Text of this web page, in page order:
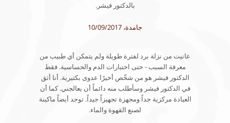
بالدكتور فيشر.
جامدة، 10/09/2017
عانيت من نزلة برد لفترة طويلة ولم يتمكن أي طبيب من
معرفة السبب - حتى اختبارات الدم والحساسية. فقط
الدكتور فيشر هو من شخّص أخيرًا عدوى بكتيرية. أنا أثق
في الدكتور فيشر وسأطلب منه دائماً أن يعالجني. كما أن
العيادة مركزية جداً ومجهزة تجهيزاً جيداً. توجد أيضاً ماكينة
لصنع القهوة والماء.